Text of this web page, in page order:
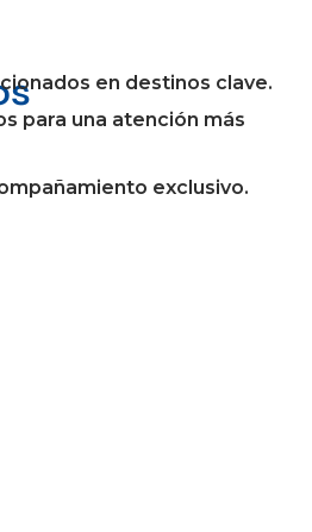
en destinos clave.
para una atención más
exclusivo.